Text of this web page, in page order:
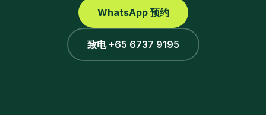
WhatsApp 预约
致电 +65 6737 9195